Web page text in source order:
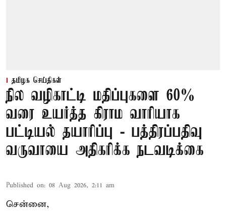
தமிழக செய்திகள்
நில வழிகாட்டி மதிப்புகளை 60%
வரை உயர்த்த கிராம வாரியாக
பட்டியல் தயாரிப்பு - பத்திரப்பதிவு
வருவாயை அதிகரிக்க நடவடிக்கை
Published on: 08 Aug 2026, 2:11 am
சென்னை,